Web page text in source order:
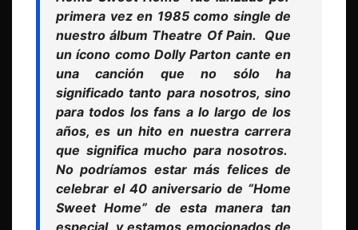
primera vez en 1985 como single de
nuestro álbum Theatre Of Pain. Que
un ícono como Dolly Parton cante en
una canción que no sólo ha
significado tanto para nosotros, sino
para todos los fans a lo largo de los
años, es un hito en nuestra carrera
que significa mucho para nosotros.
No podríamos estar más felices de
celebrar el 40 aniversario de “Home
Sweet Home” de esta manera tan